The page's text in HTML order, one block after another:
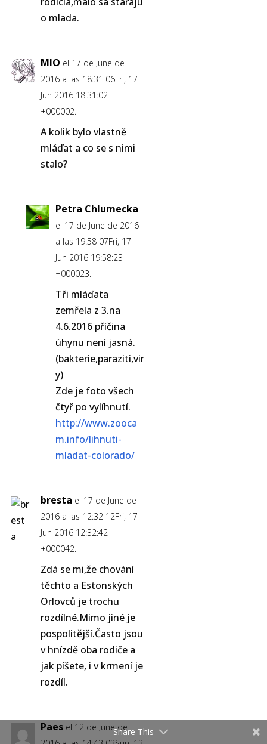
o mlada.
MIO el 17 de June de
2016 a las 18:31 06Fri, 17
Jun 2016 18:31:02
+000002.
A kolik bylo vlastně
mláďat a co se s nimi
stalo?
Petra Chlumecka
el 17 de June de 2016
a las 19:58 07Fri, 17
Jun 2016 19:58:23
+000023.
Tři mláďata
zemřela z 3.na
4.6.2016 příčina
úhynu není jasná.
(bakterie,paraziti,vir
y)
Zde je foto všech
čtyř po vylíhnutí.
http://www.zooca
m.info/lihnuti-
mladat-colorado/
bresta el 17 de June de
2016 a las 12:32 12Fri, 17
Jun 2016 12:32:42
+000042.
Zdá se mi,že chování
těchto a Estonských
Orlovců je trochu
rozdílné.Mimo jiné je
pospolitější.Často jsou
v hnízdě oba rodiče a
jak píšete, i v krmení je
rozdíl.
Paes el 12 de June deShare This